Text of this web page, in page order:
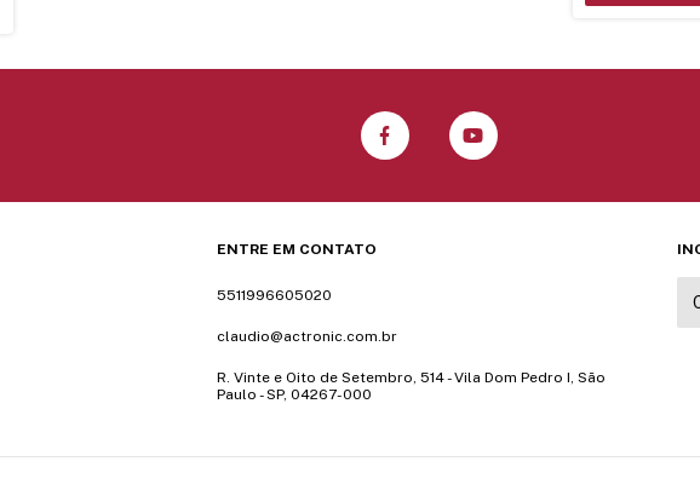
ENTRE EM CONTATO
5511996605020
claudio@actronic.com.br
R. Vinte e Oito de Setembro, 514 - Vila Dom Pedro I, São
Paulo - SP, 04267-000